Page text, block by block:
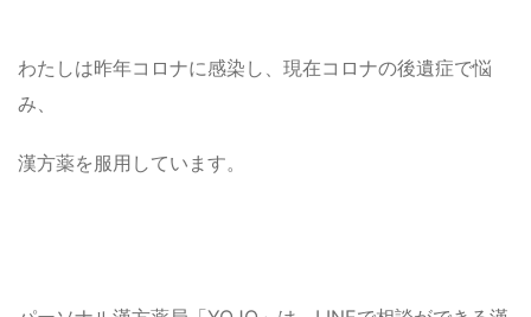
わたしは昨年コロナに感染し、現在コロナの後遺症で悩
み、
漢方薬を服用しています。